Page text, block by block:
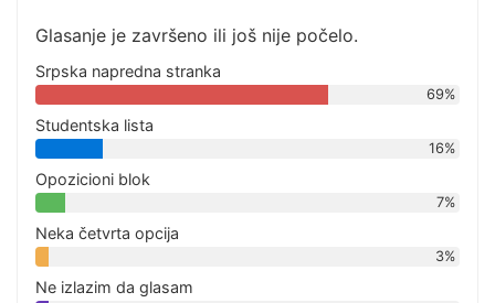
Glasanje je završeno ili još nije počelo.
Srpska napredna stranka
69%
Studentska lista
16%
Opozicioni blok
7%
Neka četvrta opcija
3%
Ne izlazim da glasam